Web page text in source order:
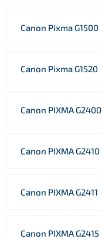
Canon Pixma G1500
Canon Pixma G1520
Canon PIXMA G2400
Canon PIXMA G2410
Canon PIXMA G2411
Canon PIXMA G2415